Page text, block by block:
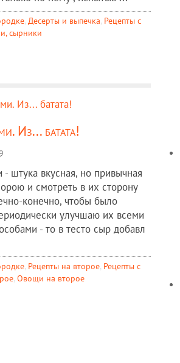
, Десерты и выпечка, Рецепты c
сырники
Из... батата!
- штука вкусная, но привычная
и смотреть в их сторону
конечно, чтобы было
улучшаю их всеми
- то в тесто сыр добавл
, Рецепты на второе, Рецепты c
, Овощи на второе